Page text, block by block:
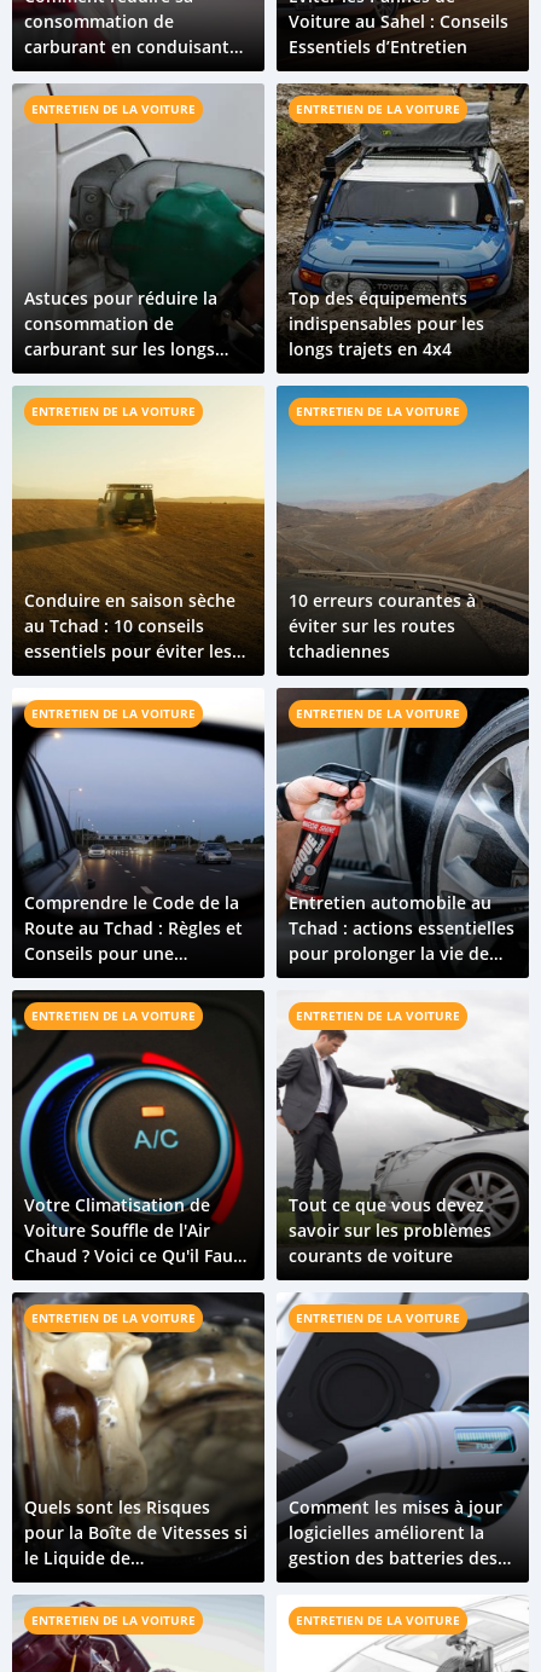
consommation de
carburant en conduisant
au Tchad
Voiture au Sahel : Conseils
Essentiels d’Entretien
ENTRETIEN DE LA VOITURE
Astuces pour réduire la
consommation de
carburant sur les longs
trajets
ENTRETIEN DE LA VOITURE
Top des équipements
indispensables pour les
longs trajets en 4x4
ENTRETIEN DE LA VOITURE
Conduire en saison sèche
au Tchad : 10 conseils
essentiels pour éviter les
pannes
ENTRETIEN DE LA VOITURE
10 erreurs courantes à
éviter sur les routes
tchadiennes
ENTRETIEN DE LA VOITURE
Comprendre le Code de la
Route au Tchad : Règles et
Conseils pour une
Conduite sans Stress
ENTRETIEN DE LA VOITURE
Entretien automobile au
Tchad : actions essentielles
pour prolonger la vie de
votre voiture
ENTRETIEN DE LA VOITURE
Votre Climatisation de
Voiture Souffle de l'Air
Chaud ? Voici ce Qu'il Faut
Faire
ENTRETIEN DE LA VOITURE
Tout ce que vous devez
savoir sur les problèmes
courants de voiture
ENTRETIEN DE LA VOITURE
Quels sont les Risques
pour la Boîte de Vitesses si
le Liquide de
Refroidissement se
Mélange à l'Huile Moteur ?
ENTRETIEN DE LA VOITURE
Comment les mises à jour
logicielles améliorent la
gestion des batteries des
véhicules électriques
ENTRETIEN DE LA VOITURE ENTRETIEN DE LA VOITURE